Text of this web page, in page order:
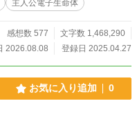
Project Online：ジャ
ション Bottom Down Online：ジャ
自称クール系 ミルモ
ジ ：自称世話焼きお姉さ
癖のある刀鍛冶 リョウ
子 ランディ ：リョウの友
主人公電子生命体
感想数 577
文字数 1,468,290
2026.08.08
登録日 2025.04.27
お気に入り追加 0